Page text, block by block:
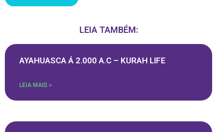
LEIA TAMBÉM:
AYAHUASCA Á 2.000 A.C – KURAH LIFE
LEIA MAIS »